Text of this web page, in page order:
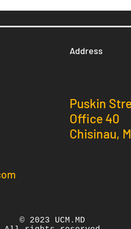
Address
Puskin
Office 40
Chisinau,
© 2023 UCM.MD